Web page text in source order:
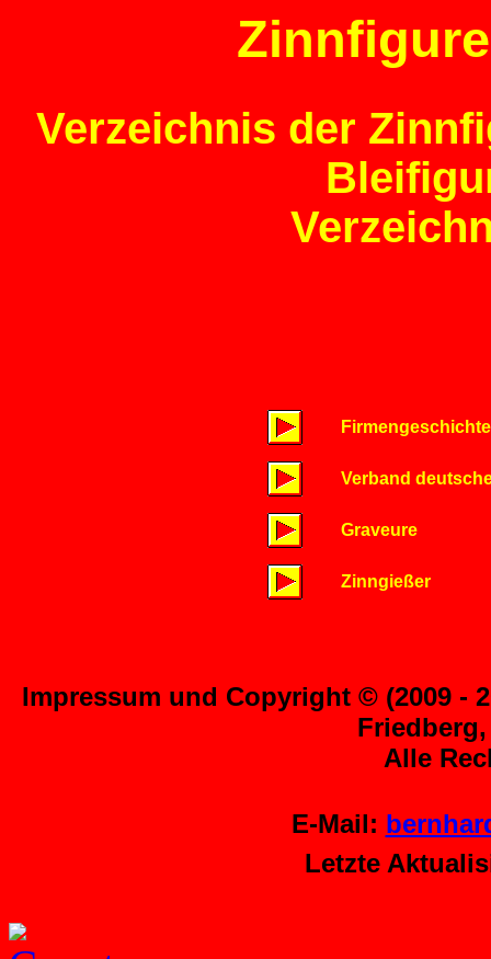
Verzeichnis der
Verband
Graveure
Zinngießer
Impressum und Copyright © (2009 -
Friedberg,
Alle
E-Mail:
Letzte